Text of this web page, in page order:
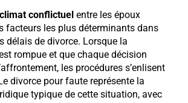
climat conflictuel entre les époux
facteurs les plus déterminants dans
délais de divorce. Lorsque la
rompue et que chaque décision
les procédures s’enlisent
divorce pour faute représente la
typique de cette situation, avec